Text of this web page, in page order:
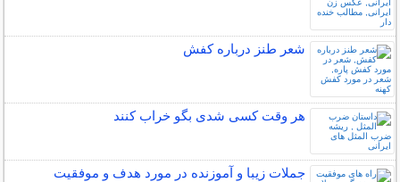
شعر طنز درباره کفش
هر وقت کسی شدی بگو خراب کنند
جملات زیبا و آموزنده در مورد هدف و موفقیت